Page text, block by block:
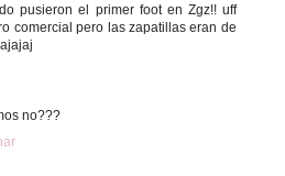
pusieron el primer foot en Zgz!! uff
comercial pero las zapatillas eran de
no???